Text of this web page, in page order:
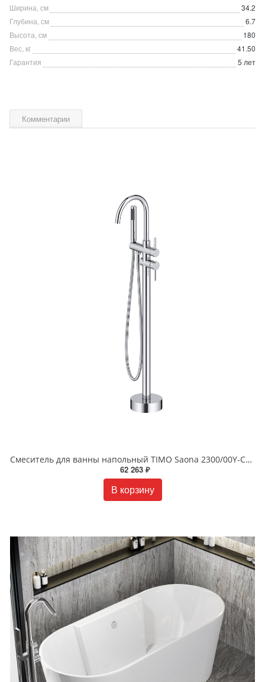
Ширина, см
34.2
Глубина, см
6.7
Высота, см
180
Вес, кг
41.50
Гарантия
5 лет
Комментарии
Смеситель для ванны напольный TIMO Saona 2300/00Y-CR хром
62 263 ₽
В корзину